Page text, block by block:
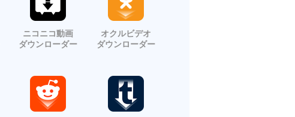
ニコニコ動画
ダウンローダー
オクルビデオ
ダウンローダー